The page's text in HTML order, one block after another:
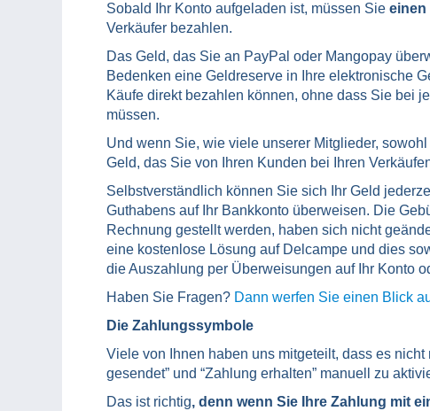
Sobald Ihr Konto aufgeladen ist, müssen Sie einen
Verkäufer bezahlen.
Das Geld, das Sie an PayPal oder Mangopay
Bedenken eine Geldreserve in Ihre elektronische
Käufe direkt bezahlen können, ohne dass Sie bei
müssen.
Und wenn Sie, wie viele unserer Mitglieder,
Geld, das Sie von Ihren Kunden bei Ihren
Selbstverständlich können Sie sich Ihr Geld
Guthabens auf Ihr Bankkonto überweisen. Die
Rechnung gestellt werden, haben sich nicht
eine kostenlose Lösung auf Delcampe und dies
die Auszahlung per Überweisungen auf Ihr Konto
Haben Sie Fragen? Dann werfen Sie einen Blick
Die Zahlungssymbole
Viele von Ihnen haben uns mitgeteilt, dass es
gesendet” und “Zahlung erhalten” manuell zu
Das ist richtig, denn wenn Sie Ihre Zahlung mit